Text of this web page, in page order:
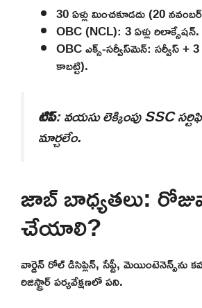
30 ఏళ్లు మించకూడదు (20
OBC (NCL): 3 ఏళ్లు రిలాక్సేషన్.
OBC ఎక్స్-సర్వీస్‌మెన్: సర్వీస్ + 3
కాబట్టి).
టిప్: వయసు లెక్కింపు SSC
మార్చలేం.
జాబ్ బాధ్యతలు:
చేయాలి?
వార్డెన్ రోల్ డిసిప్లిన్, సేఫ్టీ, మెయింటెనెన్స్‌ను
రిజిస్ట్రార్ పర్యవేక్షణలో పని.